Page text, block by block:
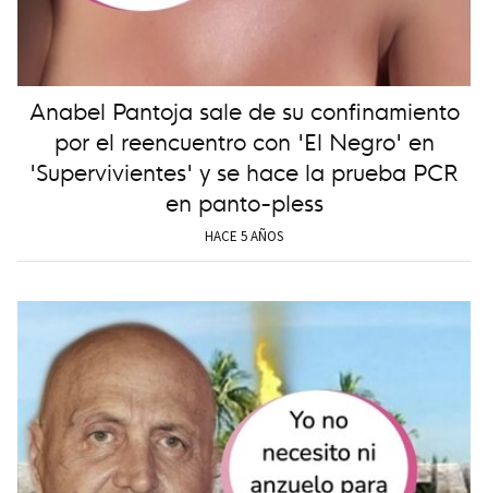
Anabel Pantoja sale de su confinamiento
por el reencuentro con 'El Negro' en
'Supervivientes' y se hace la prueba PCR
en panto-pless
HACE 5 AÑOS